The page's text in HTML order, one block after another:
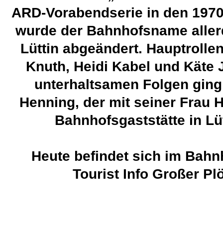
ARD-Vorabendserie in den
wurde der Bahnhofsname
Lüttin abgeändert.
Knuth, Heidi Kabel und Käte
unterhaltsamen Folgen
Henning, der mit seiner Frau
Bahnhofsgaststätte in
Heute befindet sich im
Tourist Info Großer